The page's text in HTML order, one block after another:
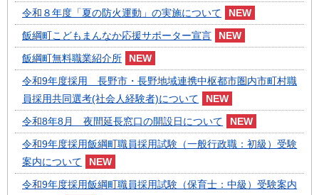
令和８年度「夏の防火運動」の実施について
飯綱町こどもまんなか応援サポーター宣言
飯綱町無料職業紹介所
令和9年度採用 長野市・長野地域連携中枢都市圏内市町村職
員採用共同選考(社会人経験者)について
令和8年8月 夜間延長窓口の開設日について
令和9年度採用飯綱町職員採用試験（一般行政職：初級）受験
案内について
令和9年度採用飯綱町職員採用試験（保育士：中級）受験案内